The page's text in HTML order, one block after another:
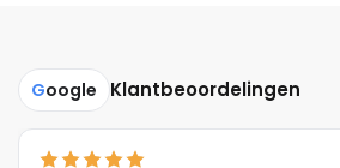
Google Klantbeoordelingen